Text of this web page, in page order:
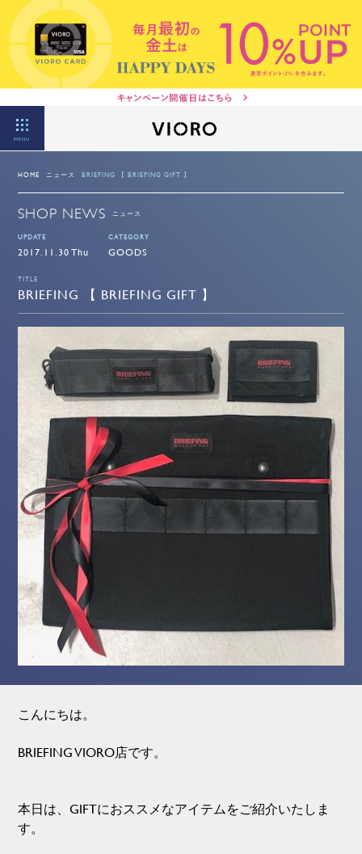
MENU
HOME ニュース BRIEFING 【 BRIEFING GIFT 】
SHOP NEWS ニュース
UPDATE
2017.11.30 Thu
CATEGORY
GOODS
TITLE
BRIEFING 【 BRIEFING GIFT 】
こんにちは。
BRIEFING VIORO店です。
本日は、GIFTにおススメなアイテムをご紹介いたしま
す。